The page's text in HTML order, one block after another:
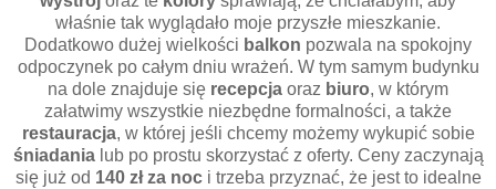
właśnie tak wyglądało moje przyszłe mieszkanie.
Dodatkowo dużej wielkości balkon pozwala na spokojny
odpoczynek po całym dniu wrażeń. W tym samym budynku
na dole znajduje się recepcja oraz biuro, w którym
załatwimy wszystkie niezbędne formalności, a także
restauracja, w której jeśli chcemy możemy wykupić sobie
śniadania lub po prostu skorzystać z oferty. Ceny zaczynają
się już od 140 zł za noci trzeba przyznać, że jest to idealne